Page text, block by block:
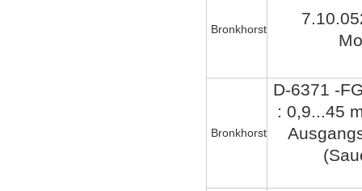
Bronkhorst
Bronkhorst
D-6371 -
: 0,9...45